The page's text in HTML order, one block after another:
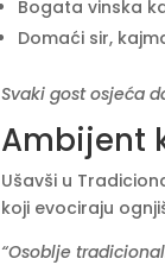
Bogata vinska
Domaći sir,
Svaki gost osjeća
Ambijent
Ušavši u
koji evociraju
“Osoblje